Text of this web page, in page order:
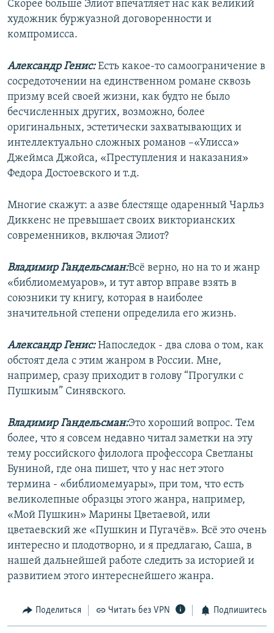
Скорее больше Элиот впечатляет нас как великий
художник буржуазной договоренности и
компромисса.
Александр Генис:Есть какое-то самоограничение в
сосредоточении на единственном романе сквозь
призму всей своей жизни, как будто не было
бесчисленных других, возможно, более
оригинальных, эстетически захватывающих и
интеллектуально сложных романов –«Улисса»
Джеймса Джойса, «Преступления и наказания»
Федора Достоевского и т.д.
Многие скажут: а азве блестяще одаренный Чарльз
Диккенс не превышает своих викторианских
современников, включая Элиот?
Владимир Гандельсман:Всё верно, но на то и жанр
«библиомемуаров», и тут автор вправе взять в
союзники ту книгу, которая в наиболее
значительной степени определила его жизнь.
Александр Генис:Напоследок - два слова о том, как
обстоят дела с этим жанром в России. Мне,
например, сразу приходит в голову “Прогулки с
Пушкиым” Синявского.
Владимир Гандельсман:Это хороший вопрос. Тем
более, что я совсем недавно читал заметки на эту
тему российского филолога профессора Светланы
Буниной, где она пишет, что у нас нет этого
термина - «библиомемуары», при том, что есть
великолепные образцы этого жанра, например,
«Мой Пушкин» Марины Цветаевой, или
цветаевский же «Пушкин и Пугачёв». Всё это очень
интересно и плодотворно, и я предлагаю, Саша, в
нашей дальнейшей работе следить за историей и
развитием этого интереснейшего жанра.
Поделиться Читать без VPN Подпишитесь